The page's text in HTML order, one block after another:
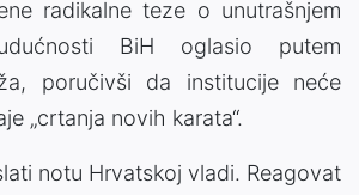
radikalne teze o unutrašnjem
BiH oglasio putem
poručivši da institucije neće
„crtanja novih karata“.
notu Hrvatskoj vladi. Reagovat